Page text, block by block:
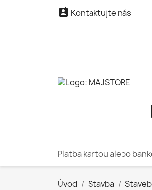
 Kontaktujte nás
Platba kartou alebo
Úvod Stavba